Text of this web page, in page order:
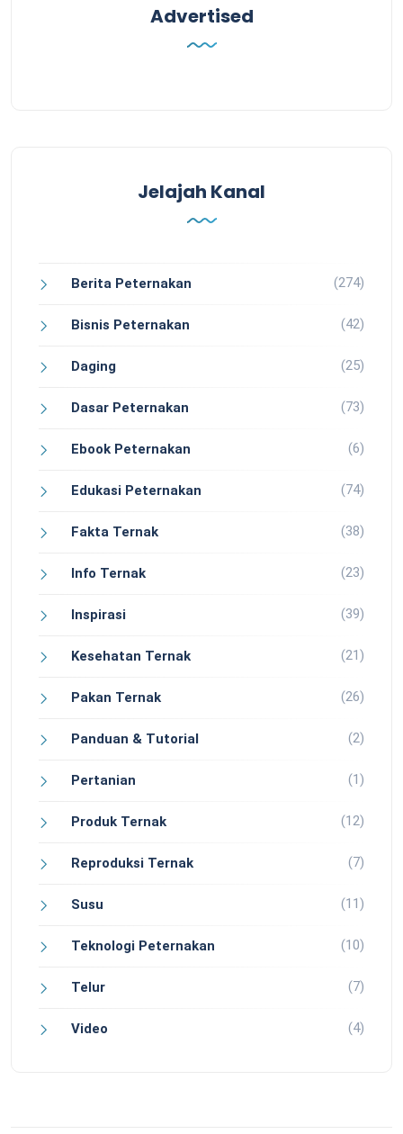
Advertised
Jelajah Kanal
Berita Peternakan (274)
Bisnis Peternakan (42)
Daging (25)
Dasar Peternakan (73)
Ebook Peternakan (6)
Edukasi Peternakan (74)
Fakta Ternak (38)
Info Ternak (23)
Inspirasi (39)
Kesehatan Ternak (21)
Pakan Ternak (26)
Panduan & Tutorial (2)
Pertanian (1)
Produk Ternak (12)
Reproduksi Ternak (7)
Susu (11)
Teknologi Peternakan (10)
Telur (7)
Video (4)